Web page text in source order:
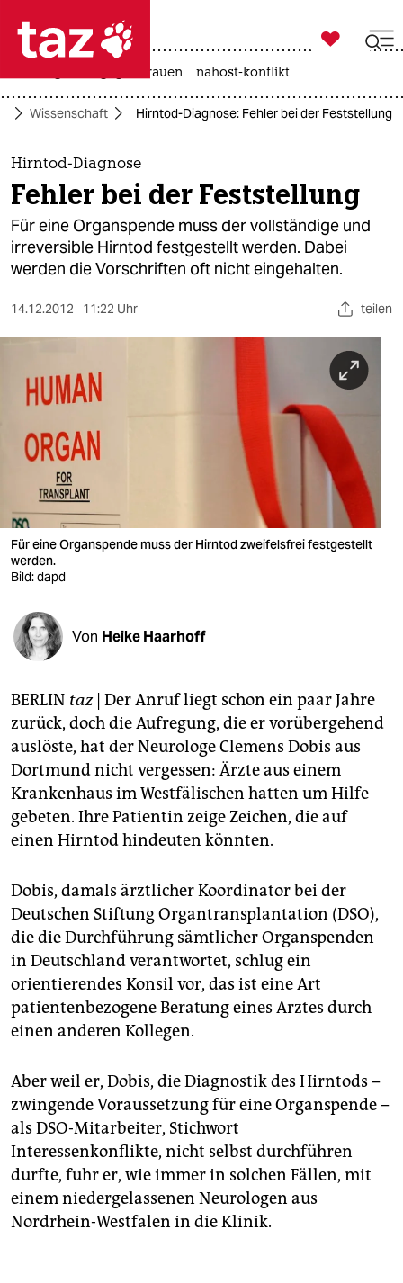
 taz zahl ich
taz zahl ich
themen
politik
öko
berlin
nord
wahrheit
verlag
verlag
shop
fragen & hilfe
unterstützen
abo
genossenschaft
epaper login

taz zahl ich
gewalt gegen frauen nahost-konflikt
Wissenschaft Hirntod-Diagnose: Fehler bei der Feststellung
Hirntod-Diagnose
Fehler bei der Feststellung
Für eine Organspende muss der vollständige und
irreversible Hirntod festgestellt werden. Dabei
werden die Vorschriften oft nicht eingehalten.
14.12.2012 11:22 Uhr teilen
Für eine Organspende muss der Hirntod zweifelsfrei festgestellt
werden.
Bild: dapd
Von Heike Haarhoff
BERLIN taz| Der Anruf liegt schon ein paar Jahre
zurück, doch die Aufregung, die er vorübergehend
auslöste, hat der Neurologe Clemens Dobis aus
Dortmund nicht vergessen: Ärzte aus einem
Krankenhaus im Westfälischen hatten um Hilfe
gebeten. Ihre Patientin zeige Zeichen, die auf
einen Hirntod hindeuten könnten.
Dobis, damals ärztlicher Koordinator bei der
Deutschen Stiftung Organtransplantation (DSO),
die die Durchführung sämtlicher Organspenden
in Deutschland verantwortet, schlug ein
orientierendes Konsil vor, das ist eine Art
patientenbezogene Beratung eines Arztes durch
einen anderen Kollegen.
Aber weil er, Dobis, die Diagnostik des Hirntods –
zwingende Voraussetzung für eine Organspende –
als DSO-Mitarbeiter, Stichwort
Interessenkonflikte, nicht selbst durchführen
durfte, fuhr er, wie immer in solchen Fällen, mit
einem niedergelassenen Neurologen aus
Nordrhein-Westfalen in die Klinik.